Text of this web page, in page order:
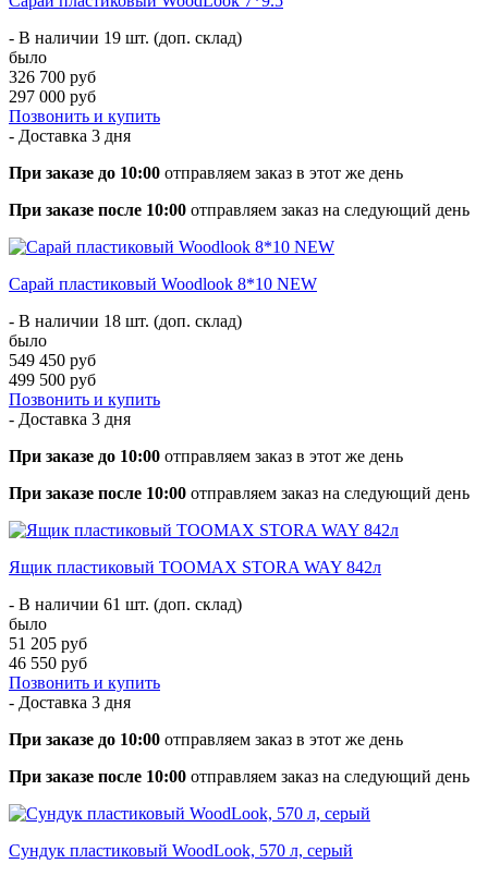
- В наличии 19 шт. (доп. склад)
было
326 700 руб
297 000 руб
Позвонить и купить
- Доставка 3 дня
При заказе до 10:00 отправляем заказ в этот же день
При заказе после 10:00 отправляем заказ на следующий день
Сарай пластиковый Woodlook 8*10 NEW
- В наличии 18 шт. (доп. склад)
было
549 450 руб
499 500 руб
Позвонить и купить
- Доставка 3 дня
При заказе до 10:00 отправляем заказ в этот же день
При заказе после 10:00 отправляем заказ на следующий день
Ящик пластиковый TOOMAX STORA WAY 842л
- В наличии 61 шт. (доп. склад)
было
51 205 руб
46 550 руб
Позвонить и купить
- Доставка 3 дня
При заказе до 10:00 отправляем заказ в этот же день
При заказе после 10:00 отправляем заказ на следующий день
Сундук пластиковый WoodLook, 570 л, серый